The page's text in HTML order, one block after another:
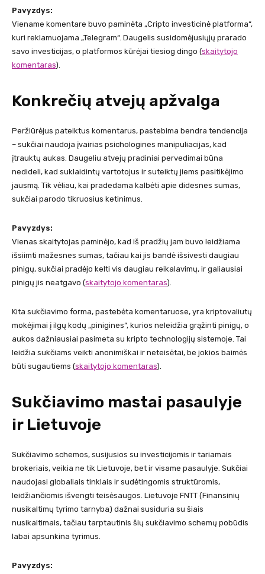
Pavyzdys:
Viename komentare buvo paminėta „Cripto investicinė platforma“,
kuri reklamuojama „Telegram“. Daugelis susidomėjusiųjų prarado
savo investicijas, o platformos kūrėjai tiesiog dingo​ ​ (skaitytojo
komentaras).
Konkrečių atvejų apžvalga
Peržiūrėjus pateiktus komentarus, pastebima bendra tendencija
– sukčiai naudoja įvairias psichologines manipuliacijas, kad
įtrauktų aukas. Daugeliu atvejų pradiniai pervedimai būna
nedideli, kad suklaidintų vartotojus ir suteiktų jiems pasitikėjimo
jausmą. Tik vėliau, kai pradedama kalbėti apie didesnes sumas,
sukčiai parodo tikruosius ketinimus.
Pavyzdys:
Vienas skaitytojas paminėjo, kad iš pradžių jam buvo leidžiama
išsiimti mažesnes sumas, tačiau kai jis bandė išsivesti daugiau
pinigų, sukčiai pradėjo kelti vis daugiau reikalavimų, ir galiausiai
pinigų jis neatgavo​ ​ (skaitytojo komentaras).
Kita sukčiavimo forma, pastebėta komentaruose, yra kriptovaliutų
mokėjimai į ilgų kodų „pinigines“, kurios neleidžia grąžinti pinigų, o
aukos dažniausiai pasimeta su kripto technologijų sistemoje. Tai
leidžia sukčiams veikti anonimiškai ir neteisėtai, be jokios baimės
būti sugautiems ​ (skaitytojo komentaras).
Sukčiavimo mastai pasaulyje
ir Lietuvoje
Sukčiavimo schemos, susijusios su investicijomis ir tariamais
brokeriais, veikia ne tik Lietuvoje, bet ir visame pasaulyje. Sukčiai
naudojasi globaliais tinklais ir sudėtingomis struktūromis,
leidžiančiomis išvengti teisėsaugos. Lietuvoje FNTT (Finansinių
nusikaltimų tyrimo tarnyba) dažnai susiduria su šiais
nusikaltimais, tačiau tarptautinis šių sukčiavimo schemų pobūdis
labai apsunkina tyrimus.
Pavyzdys: